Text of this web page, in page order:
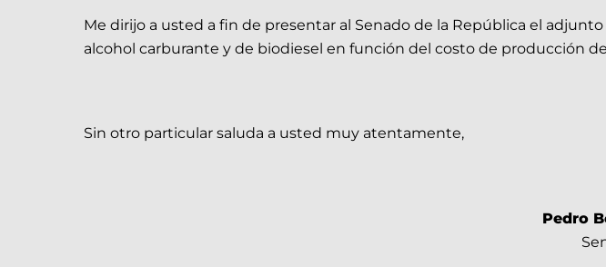
Me dirijo a usted a fin de presentar al Senado de la República el
alcohol carburante y de biodiesel en función del costo de producción
Sin otro particular saluda a usted muy atentamente,
Pedro